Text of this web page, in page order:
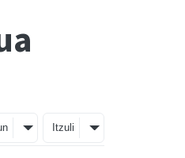
Itzuli